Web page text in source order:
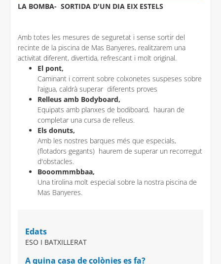
LA BOMBA- SORTIDA D'UN DIA EIX ESTELS
Amb totes les mesures de seguretat i sense sortir del
recinte de la piscina de Mas Banyeres, realitzarem una
activitat diferent, divertida, refrescant i molt original.
El pont,
Caminant i corrent sobre colxonetes suspeses sobre
l’aigua, caldrà superar diferents proves
Relleus amb Bodyboard,
Equipats amb planxes de bodiboard, hauran de
completar una cursa de relleus.
Els donuts,
Amb les nostres barques més que especials,
(flotadors gegants) haurem de superar un recorregut
d'obstacles.
Booommmbbaa,
Una tirolina molt especial sobre la nostra piscina de
Mas Banyeres.
Edats
ESO I BATXILLERAT
A quina casa de colònies es fa?